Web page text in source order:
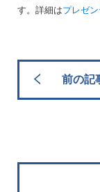
す。詳細はプレゼ
前の記